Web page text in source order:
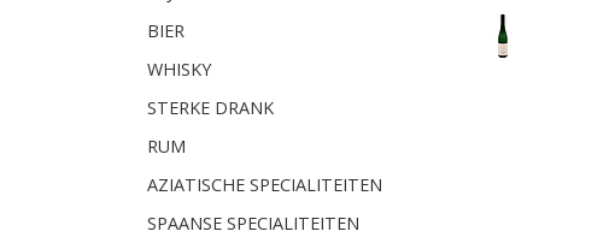
BIER
WHISKY
STERKE DRANK
RUM
AZIATISCHE SPECIALITEITEN
SPAANSE SPECIALITEITEN